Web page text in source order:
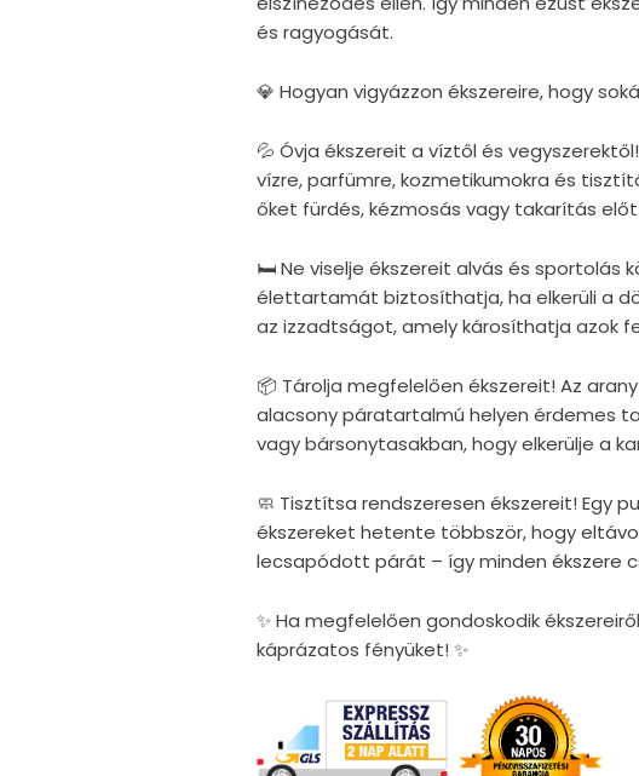
és ragyogását.
💎 Hogyan vigyázzon ékszereire, hogy
💦 Óvja ékszereit a víztől és
vízre, parfümre, kozmetikumokra és
őket fürdés, kézmosás vagy takarítás
🛏 Ne viselje ékszereit alvás és sportolás
élettartamát biztosíthatja, ha elkerüli a
az izzadtságot, amely károsíthatja azok
📦 Tárolja megfelelően ékszereit! Az
alacsony páratartalmú helyen érdemes
vagy bársonytasakban, hogy elkerülje a
🧼 Tisztítsa rendszeresen ékszereit! Egy
ékszereket hetente többször, hogy
lecsapódott párát – így minden ékszere
✨ Ha megfelelően gondoskodik
káprázatos fényüket! ✨